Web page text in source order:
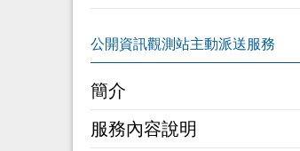
簡介
服務內容說明